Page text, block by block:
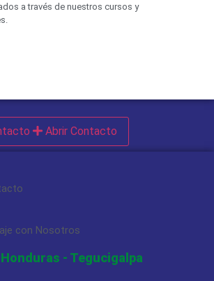
a través de nuestros cursos y
Abrir Contacto
con Nosotros
Honduras - Tegucigalpa